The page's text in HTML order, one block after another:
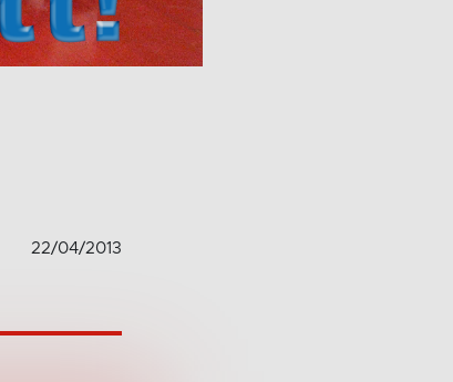
22/04/2013